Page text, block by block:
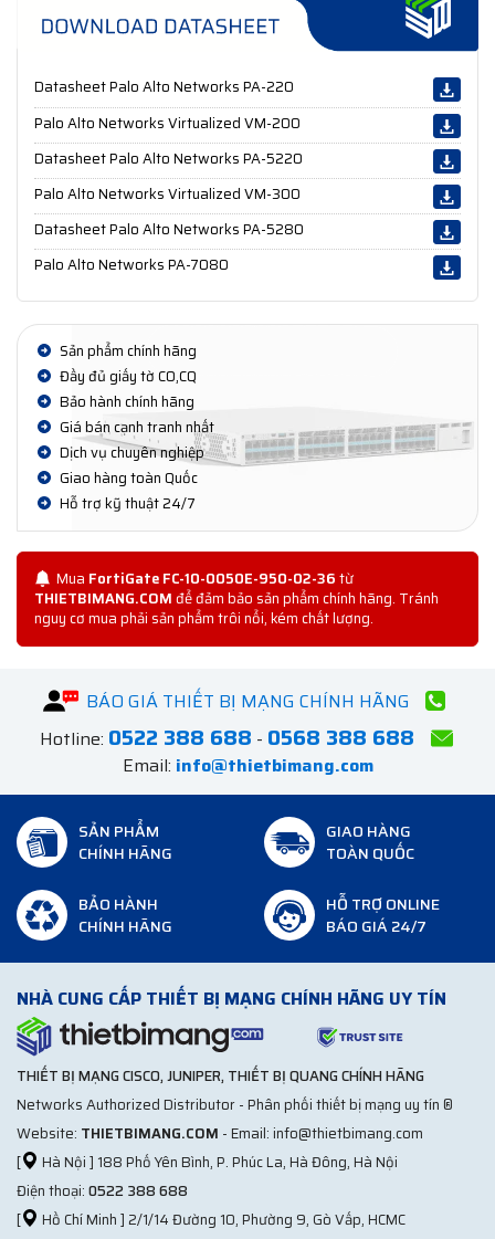
Datasheet Palo Alto Networks PA-220
Palo Alto Networks Virtualized VM-200
Datasheet Palo Alto Networks PA-5220
Palo Alto Networks Virtualized VM-300
Datasheet Palo Alto Networks PA-5280
Palo Alto Networks PA-7080
Sản phẩm chính hãng
Đầy đủ giấy tờ CO,CQ
Bảo hành chính hãng
Giá bán cạnh tranh nhất
Dịch vụ chuyên nghiệp
Giao hàng toàn Quốc
Hỗ trợ kỹ thuật 24/7
Mua FortiGate FC-10-0050E-950-02-36từ
THIETBIMANG.COMđể đảm bảo sản phẩm chính hãng. Tránh
nguy cơ mua phải sản phẩm trôi nổi, kém chất lượng.
BÁO GIÁ THIẾT BỊ MẠNG CHÍNH HÃNG
Hotline: 0522 388 688 - 0568 388 688
Email: info@thietbimang.com
SẢN PHẨM
CHÍNH HÃNG
GIAO HÀNG
TOÀN QUỐC
BẢO HÀNH
CHÍNH HÃNG
HỖ TRỢ ONLINE
BÁO GIÁ 24/7
NHÀ CUNG CẤP THIẾT BỊ MẠNG CHÍNH HÃNG UY TÍN
THIẾT BỊ MẠNG CISCO, JUNIPER, THIẾT BỊ QUANG CHÍNH HÃNG
Networks Authorized Distributor - Phân phối thiết bị mạng uy tín ®
Website: THIETBIMANG.COM - Email: info@thietbimang.com
[
Hà Nội ] 188 Phố Yên Bình, P. Phúc La, Hà Đông, Hà Nội
Điện thoại:0522 388 688
[
Hồ Chí Minh ] 2/1/14 Đường 10, Phường 9, Gò Vấp, HCMC